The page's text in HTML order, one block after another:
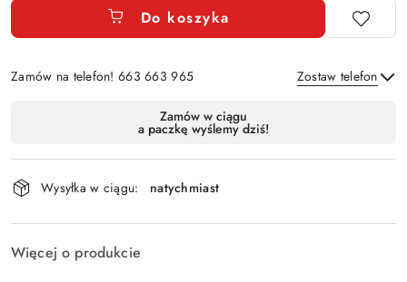
Do koszyka
Zamów na telefon! 663 663 965 Zostaw telefon
Wyślij
dostawa
Zamów w ciągu
a paczkę wyślemy dziś!
Wysyłka w ciągu: natychmiast
Więcej o produkcie